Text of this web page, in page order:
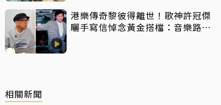
港樂傳奇黎彼得離世！歌神許冠傑
曬手寫信悼念黃金搭檔：音樂路上
相關新聞